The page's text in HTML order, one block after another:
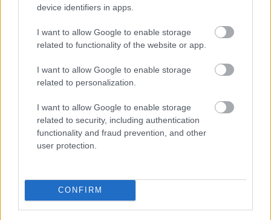
device identifiers in apps.
I want to allow Google to enable storage
related to functionality of the website or app.
I want to allow Google to enable storage
related to personalization.
I want to allow Google to enable storage
related to security, including authentication
functionality and fraud prevention, and other
user protection.
CONFIRM
HÍRLEVÉL